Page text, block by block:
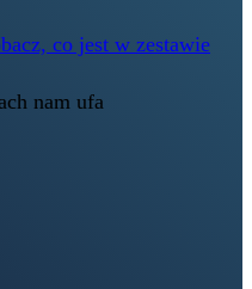
co jest w zestawie
nam ufa